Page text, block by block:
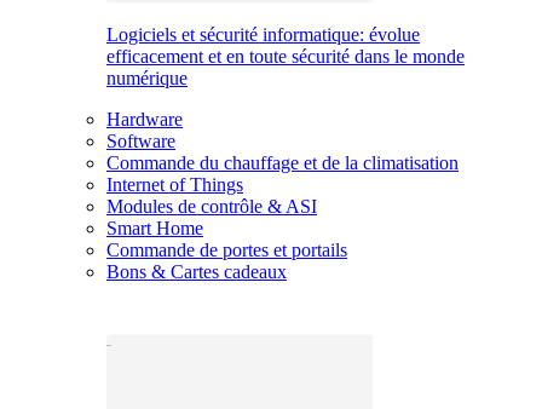
Logiciels et sécurité informatique: évolue
efficacement et en toute sécurité dans le monde
numérique
Hardware
Software
Commande du chauffage et de la climatisation
Internet of Things
Modules de contrôle & ASI
Smart Home
Commande de portes et portails
Bons & Cartes cadeaux